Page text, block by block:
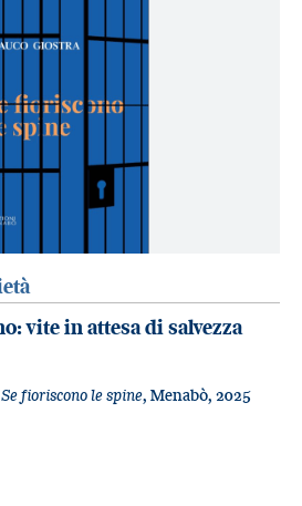
vite in attesa di salvezza
Se fioriscono le spine, Menabò, 2025